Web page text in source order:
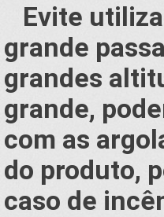
Evite
grande
grandes
grande,
com as
do produto,
caso de